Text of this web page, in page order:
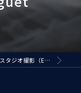
スタジオ撮影（EARTH STUDIO）